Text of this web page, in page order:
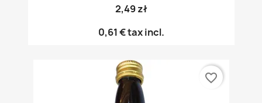
2,49 zł
0,61 €tax incl.
favorite_border